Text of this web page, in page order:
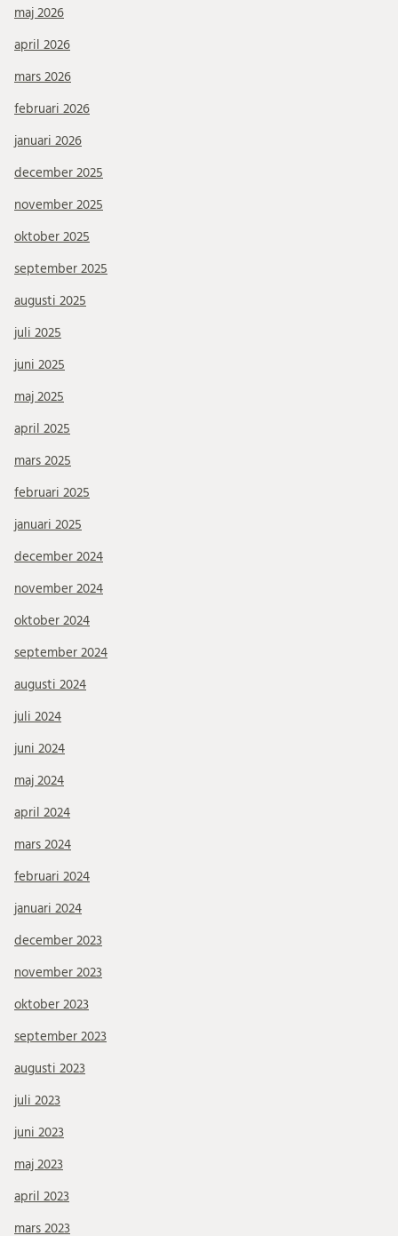
maj 2026
april 2026
mars 2026
februari 2026
januari 2026
december 2025
november 2025
oktober 2025
september 2025
augusti 2025
juli 2025
juni 2025
maj 2025
april 2025
mars 2025
februari 2025
januari 2025
december 2024
november 2024
oktober 2024
september 2024
augusti 2024
juli 2024
juni 2024
maj 2024
april 2024
mars 2024
februari 2024
januari 2024
december 2023
november 2023
oktober 2023
september 2023
augusti 2023
juli 2023
juni 2023
maj 2023
april 2023
mars 2023